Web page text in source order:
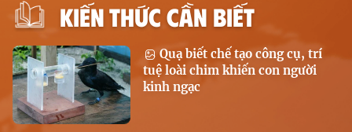
KIẾN THỨC CẦN BIẾT
Quạ biết chế tạo công cụ, trí
tuệ loài chim khiến con người
kinh ngạc